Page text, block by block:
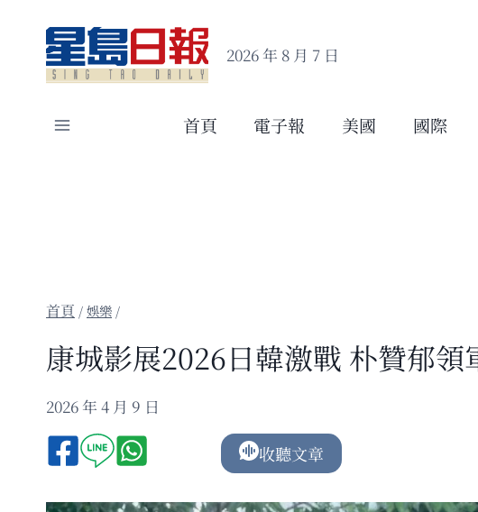
content
2026 年 8 月 7 日
首頁 電子報 美國 國際
/娛樂 /
康城影展2026日韓激戰 朴贊郁
2026 年 4 月 9 日
收聽文章